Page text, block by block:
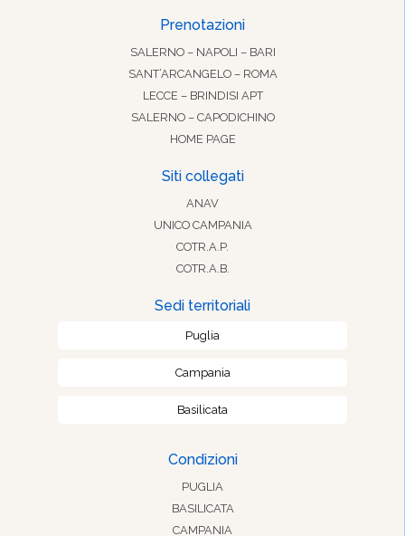
Prenotazioni
SALERNO – NAPOLI – BARI
SANT’ARCANGELO – ROMA
LECCE – BRINDISI APT
SALERNO – CAPODICHINO
HOME PAGE
Siti collegati
ANAV
UNICO CAMPANIA
COTR.A.P.
COTR.A.B.
Sedi territoriali
Puglia
Campania
Basilicata
Condizioni
PUGLIA
BASILICATA
CAMPANIA